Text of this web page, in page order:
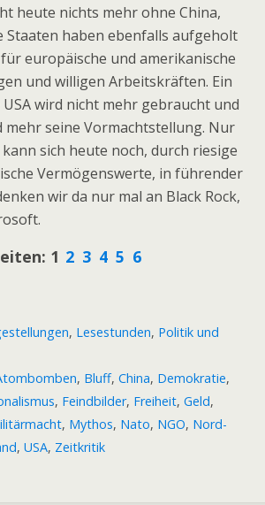
heute nichts mehr ohne China,
Staaten haben ebenfalls aufgeholt
europäische und amerikanische
und willigen Arbeitskräften. Ein
wird nicht mehr gebraucht und
seine Vormachtstellung. Nur
sich heute noch, durch riesige
Vermögenswerte, in führender
wir da nur mal an Black Rock,
1 2 3 4 5 6
, Lesestunden, Politik und
, Bluff, China, Demokratie,
, Feindbilder, Freiheit, Geld,
, Mythos, Nato, NGO, Nord-
, USA, Zeitkritik